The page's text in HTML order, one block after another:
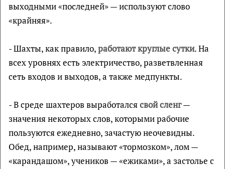
выходными «последней» — используют слово
«крайняя».
- Шахты, как правило,работают круглые сутки. На
всех уровнях есть электричество, разветвленная
сеть входов и выходов, а также медпункты.
- В среде шахтеров выработалсясвой сленг—
значения некоторых слов, которыми рабочие
пользуются ежедневно, зачастую неочевидны.
Обед, например, называют «тормозком», лом —
«карандашом», учеников — «ежиками», а застолье с